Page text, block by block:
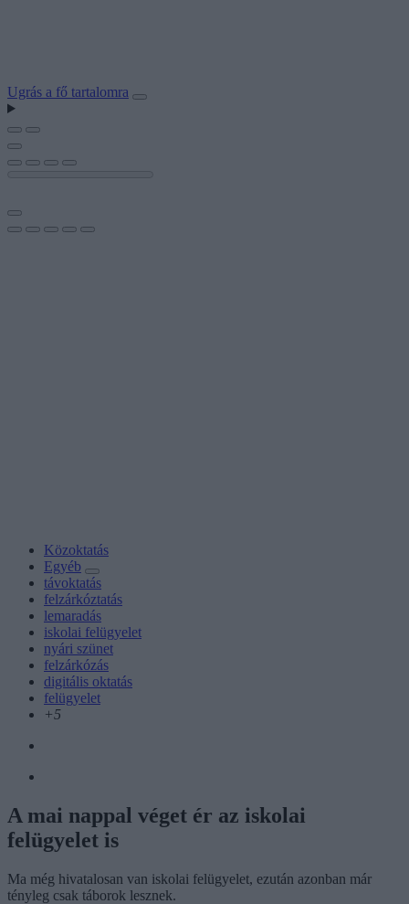
Ugrás a fő tartalomra
Közoktatás
Egyéb
távoktatás
felzárkóztatás
lemaradás
iskolai felügyelet
nyári szünet
felzárkózás
digitális oktatás
felügyelet
+5
A mai nappal véget ér az iskolai
felügyelet is
Ma még hivatalosan van iskolai felügyelet, ezután azonban már
tényleg csak táborok lesznek.